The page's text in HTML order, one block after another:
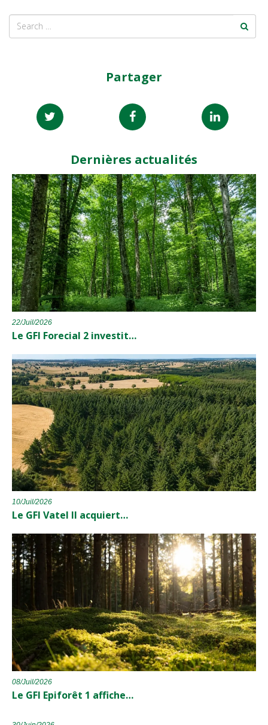
Partager
Dernières actualités
22/Juil/2026
Le GFI Forecial 2 investit…
10/Juil/2026
Le GFI Vatel II acquiert…
08/Juil/2026
Le GFI Epiforêt 1 affiche…